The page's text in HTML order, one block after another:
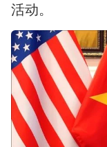
活动。